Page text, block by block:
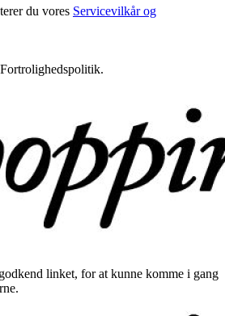
du vores Servicevilkår og
linket, for at kunne komme i gang